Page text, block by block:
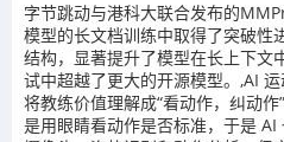
字节跳动与港科大联合发布的
模型的长文档训练中取得了突破性
结构，显著提升了模型在长上下文
试中超越了更大的开源模型。,AI
将教练价值理解成“看动作，纠动
是用眼睛看动作是否标准，于是 AI